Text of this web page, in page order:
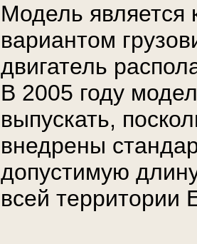
Модель является
вариантом
двигатель
В 2005 году
выпускать,
внедрены
допустимую
всей территории